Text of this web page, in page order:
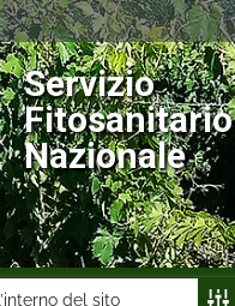
Servizio
Fitosanitario
Nazionale